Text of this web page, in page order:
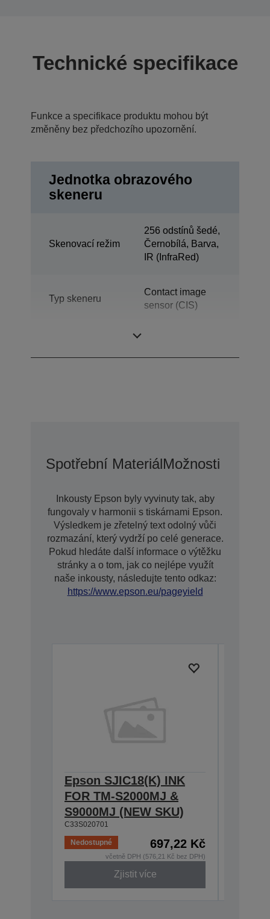
Technické specifikace
Funkce a specifikace produktu mohou být
změněny bez předchozího upozornění.
Jednotka obrazového
skeneru
Skenovací režim
256 odstínů šedé,
Černobílá, Barva,
IR (InfraRed)
Typ skeneru
Contact image
sensor (CIS)
Spotřební MateriálMožnosti
Inkousty Epson byly vyvinuty tak, aby
fungovaly v harmonii s tiskárnami Epson.
Výsledkem je zřetelný text odolný vůči
rozmazání, který vydrží po celé generace.
Pokud hledáte další informace o výtěžku
stránky a o tom, jak co nejlépe využít
naše inkousty, následujte tento odkaz:
https://www.epson.eu/pageyield
Epson SJIC18(K) INK
FOR TM-S2000MJ &
S9000MJ (NEW SKU)
C33S020701
Nedostupné 697,22 Kč
včetně DPH (576,21 Kč bez DPH)
Zjistit více